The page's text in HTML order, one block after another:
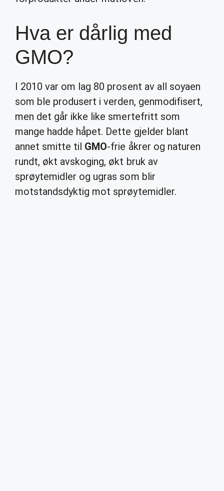
Hva er dårlig med
GMO?
I 2010 var om lag 80 prosent av all soyaen
som ble produsert i verden, genmodifisert,
men det går ikke like smertefritt som
mange hadde håpet. Dette gjelder blant
annet smitte til GMO-frie åkrer og naturen
rundt, økt avskoging, økt bruk av
sprøytemidler og ugras som blir
motstandsdyktig mot sprøytemidler.